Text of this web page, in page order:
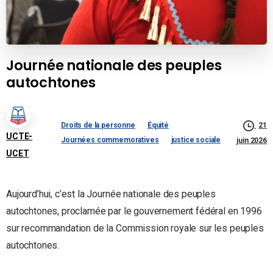
Journée nationale des peuples
autochtones
UCTE-
UCET
Droits de la personne
Équité
Journées commemoratives
justice sociale
21
juin 2026
Aujourd’hui, c’est la Journée nationale des peuples
autochtones, proclamée par le gouvernement fédéral en 1996
sur recommandation de la Commission royale sur les peuples
autochtones.